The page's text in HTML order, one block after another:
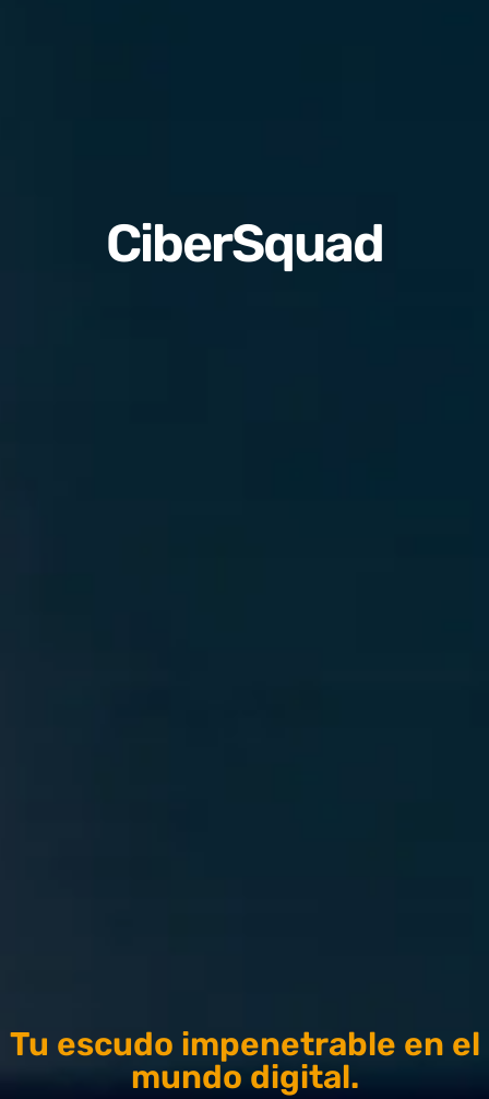
CiberSquad
Tu escudo impenetrable en el
mundo digital.